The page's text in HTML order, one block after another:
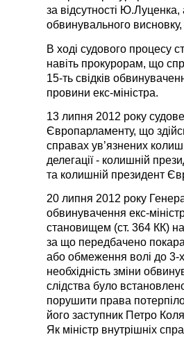
за відсутності
обвинувального
В ході судового процесу
навіть прокурорам, що
15-ть свідків
провини екс-міністра.
13 липня 2012 року
Європарламенту, що
справах ув’язнених
делегації - колишній
та колишній президент
20 липня 2012 року
обвинувачення екс-
становищем (ст. 364 КК)
за що передбачено
або обмеження волі до 3-
необхідність зміни
слідства було
порушити права
його заступник Петро
Як міністр внутрішніх